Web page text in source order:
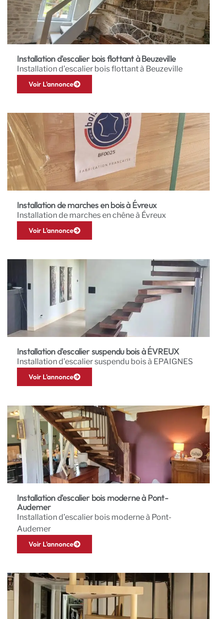
Installation d'escalier bois flottant à Beuzeville
Installation d’escalier bois flottant à Beuzeville
Voir L'annonce
Installation de marches en bois à Évreux
Installation de marches en chêne à Évreux
Voir L'annonce
Installation d'escalier suspendu bois à ÉVREUX
Installation d’escalier suspendu bois à EPAIGNES
Voir L'annonce
Installation d'escalier bois moderne à Pont-
Audemer
Installation d’escalier bois moderne à Pont-
Audemer
Voir L'annonce